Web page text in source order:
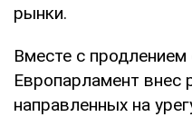
рынки.
Вместе с продлением
Европарламент внес
направленных на